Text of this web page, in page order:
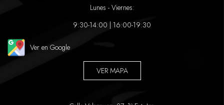
Lunes - Viernes:
9:30-14:00 | 16:00-19:30
Ver en Google
VER MAPA